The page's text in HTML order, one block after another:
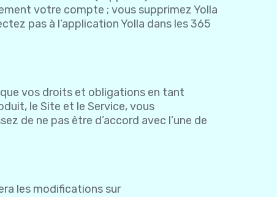
votre compte ; vous supprimez Yolla
pas à l’application Yolla dans les 365
vos droits et obligations en tant
le Site et le Service, vous
de ne pas être d’accord avec l’une de
les modifications sur